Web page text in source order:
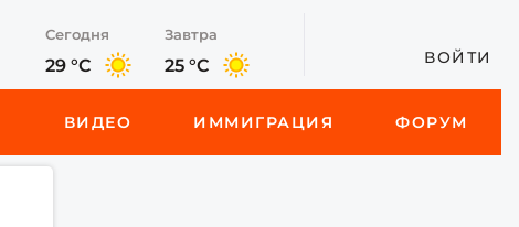
Сегодня
29 °C
Завтра
25 °C ВОЙТИ
ВИДЕО ИММИГРАЦИЯ ФОРУМ